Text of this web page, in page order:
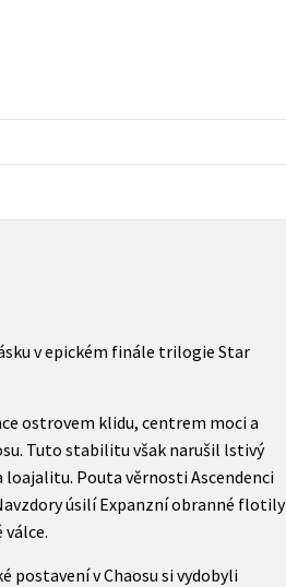
v epickém finále trilogie Star
ostrovem klidu, centrem moci a
Tuto stabilitu však narušil lstivý
Pouta věrnosti Ascendenci
úsilí Expanzní obranné flotily
válce.
postavení v Chaosu si vydobyli